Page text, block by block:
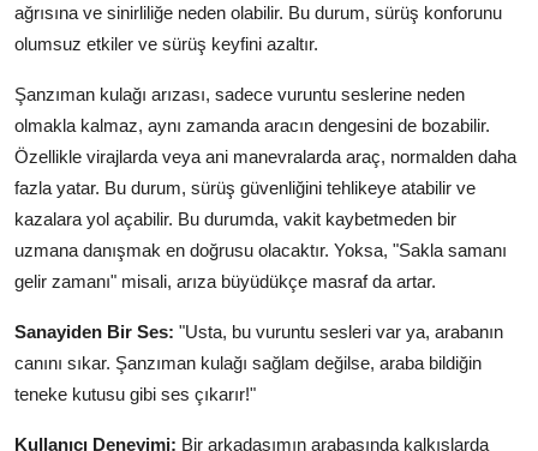
ağrısına ve sinirliliğe neden olabilir. Bu durum, sürüş konforunu
olumsuz etkiler ve sürüş keyfini azaltır.
Şanzıman kulağı arızası, sadece vuruntu seslerine neden
olmakla kalmaz, aynı zamanda aracın dengesini de bozabilir.
Özellikle virajlarda veya ani manevralarda araç, normalden daha
fazla yatar. Bu durum, sürüş güvenliğini tehlikeye atabilir ve
kazalara yol açabilir. Bu durumda, vakit kaybetmeden bir
uzmana danışmak en doğrusu olacaktır. Yoksa, "Sakla samanı
gelir zamanı" misali, arıza büyüdükçe masraf da artar.
Sanayiden Bir Ses: "Usta, bu vuruntu sesleri var ya, arabanın
canını sıkar. Şanzıman kulağı sağlam değilse, araba bildiğin
teneke kutusu gibi ses çıkarır!"
Kullanıcı Deneyimi: Bir arkadaşımın arabasında kalkışlarda